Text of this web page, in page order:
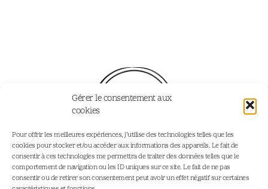
Gérer le consentement aux
cookies
Pour offrir les meilleures expériences, j’utilise des technologies telles que les
cookies pour stocker et/ou accéder aux informations des appareils. Le fait de
consentir à ces technologies me permettra de traiter des données telles que le
comportement de navigation ou les ID uniques sur ce site. Le fait de ne pas
consentir ou de retirer son consentement peut avoir un effet négatif sur certaines
Accueil Podcast - Joy Addict